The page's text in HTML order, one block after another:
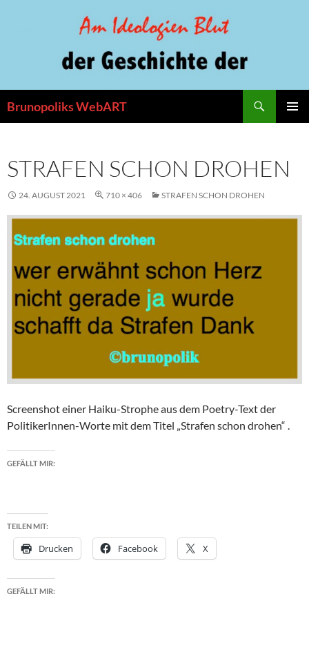
Brunopoliks WebART
STRAFEN SCHON DROHEN
24. AUGUST 2021 710 × 406 STRAFEN SCHON DROHEN
Screenshot einer Haiku-Strophe aus dem Poetry-Text der
PolitikerInnen-Worte mit dem Titel „Strafen schon drohen“ .
GEFÄLLT MIR:
TEILEN MIT:
Drucken Facebook X
GEFÄLLT MIR: